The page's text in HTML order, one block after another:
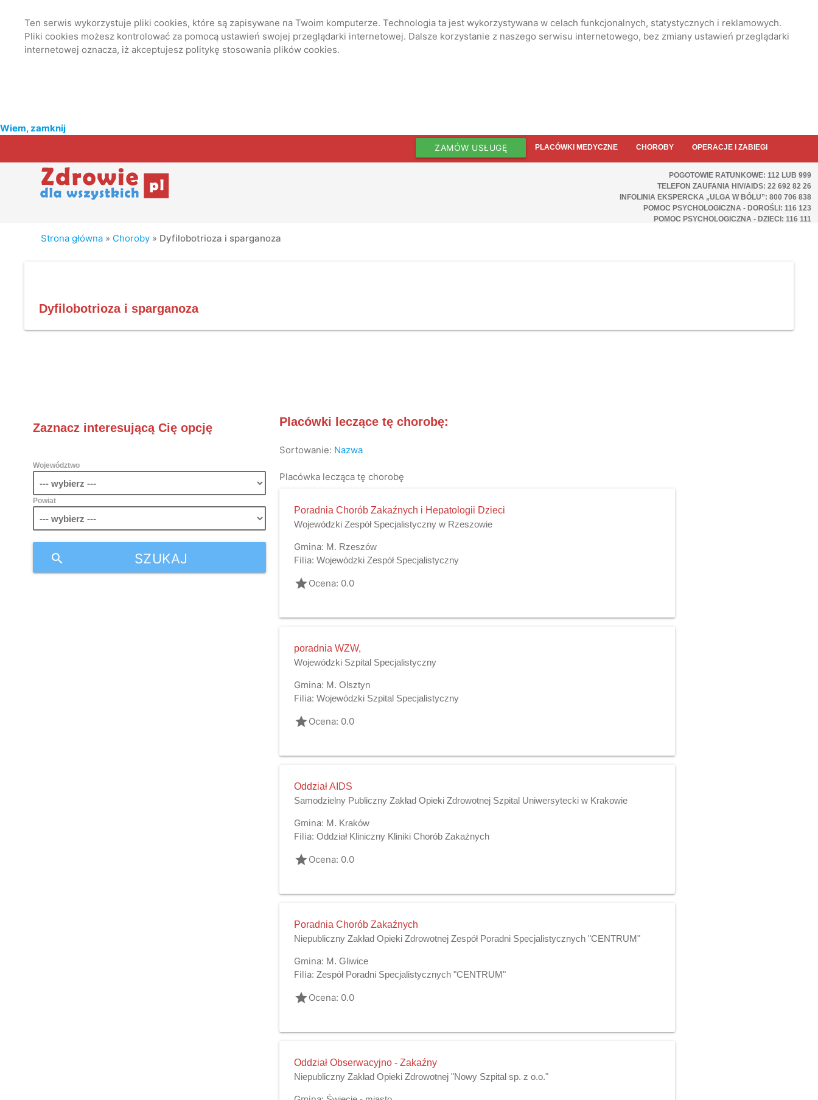
Ten serwis wykorzystuje pliki cookies, które są zapisywane na Twoim komputerze. Technologia ta jest wykorzystywana w celach funkcjonalnych, statystycznych i reklamowych.
Pliki cookies możesz kontrolować za pomocą ustawień swojej przeglądarki internetowej. Dalsze korzystanie z naszego serwisu internetowego, bez zmiany ustawień przeglądarki
internetowej oznacza, iż akceptujesz politykę stosowania plików cookies.
Wiem, zamknij
ZAMÓW USŁUGĘ PLACÓWKI MEDYCZNE CHOROBY OPERACJE I ZABIEGI
POGOTOWIE RATUNKOWE: 112 LUB 999
TELEFON ZAUFANIA HIV/AIDS: 22 692 82 26
INFOLINIA EKSPERCKA „ULGA W BÓLU”: 800 706 838
POMOC PSYCHOLOGICZNA - DOROŚLI: 116 123
POMOC PSYCHOLOGICZNA - DZIECI: 116 111
Strona główna » Choroby » Dyfilobotrioza i sparganoza
Dyfilobotrioza i sparganoza
Zaznacz interesującą Cię opcję
Województwo
Powiat
SZUKAJ
search
Placówki leczące tę chorobę:
Sortowanie: Nazwa
Placówka lecząca tę chorobę
Poradnia Chorób Zakaźnych i Hepatologii Dzieci
Wojewódzki Zespół Specjalistyczny w Rzeszowie
Gmina: M. Rzeszów
Filia: Wojewódzki Zespół Specjalistyczny
gradeOcena: 0.0
poradnia WZW,
Wojewódzki Szpital Specjalistyczny
Gmina: M. Olsztyn
Filia: Wojewódzki Szpital Specjalistyczny
gradeOcena: 0.0
Oddział AIDS
Samodzielny Publiczny Zakład Opieki Zdrowotnej Szpital Uniwersytecki w Krakowie
Gmina: M. Kraków
Filia: Oddział Kliniczny Kliniki Chorób Zakaźnych
gradeOcena: 0.0
Poradnia Chorób Zakaźnych
Niepubliczny Zakład Opieki Zdrowotnej Zespół Poradni Specjalistycznych "CENTRUM"
Gmina: M. Gliwice
Filia: Zespół Poradni Specjalistycznych "CENTRUM"
gradeOcena: 0.0
Oddział Obserwacyjno - Zakaźny
Niepubliczny Zakład Opieki Zdrowotnej "Nowy Szpital sp. z o.o."